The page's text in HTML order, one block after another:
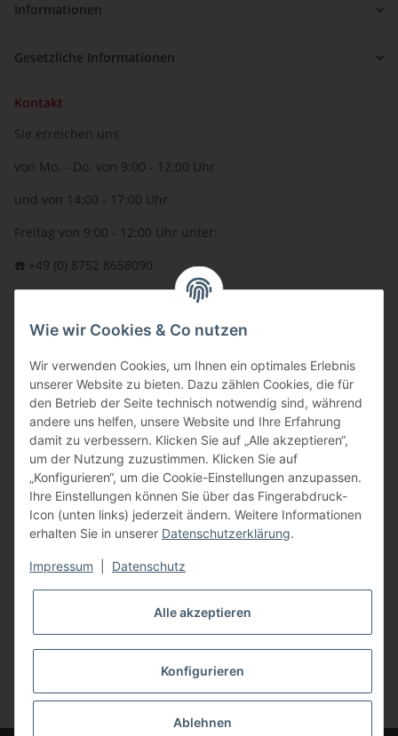
Informationen
Gesetzliche Informationen
Kontakt
Sie erreichen uns
von Mo. - Do. von 9:00 - 12:00 Uhr
und von 14:00 - 17:00 Uhr
Freitag von 9:00 - 12:00 Uhr unter:
☎️ +49 (0) 8752 8658090
oder über unserKontaktformular
BFT - Autorisierter Fachhändler
* Alle Preise inkl. gesetzlicher USt., zzgl.Versand
Wie wir Cookies & Co nutzen
Wir verwenden Cookies, um Ihnen ein optimales Erlebnis
unserer Website zu bieten. Dazu zählen Cookies, die für
den Betrieb der Seite technisch notwendig sind, während
andere uns helfen, unsere Website und Ihre Erfahrung
damit zu verbessern. Klicken Sie auf „Alle akzeptieren“,
um der Nutzung zuzustimmen. Klicken Sie auf
„Konfigurieren“, um die Cookie-Einstellungen anzupassen.
Ihre Einstellungen können Sie über das Fingerabdruck-
Icon (unten links) jederzeit ändern. Weitere Informationen
erhalten Sie in unserer Datenschutzerklärung.
Impressum Datenschutz
Alle akzeptieren
Konfigurieren
Ablehnen